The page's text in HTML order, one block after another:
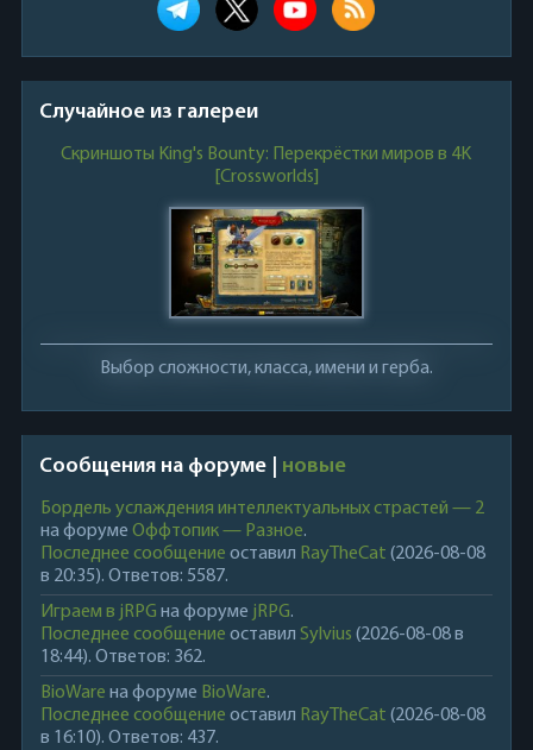
Случайное из галереи
Скриншоты King's Bounty: Перекрёстки миров в 4K
[Crossworlds]
Выбор сложности, класса, имени и герба.
Сообщения на форуме | новые
Бордель услаждения интеллектуальных страстей — 2
на форуме Оффтопик — Разное.
Последнее сообщение оставил RayTheCat (2026-08-08
в 20:35). Ответов: 5587.
Играем в jRPG на форуме jRPG.
Последнее сообщение оставил Sylvius (2026-08-08 в
18:44). Ответов: 362.
BioWare на форуме BioWare.
Последнее сообщение оставил RayTheCat (2026-08-08
в 16:10). Ответов: 437.